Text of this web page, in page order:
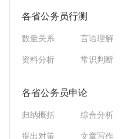
各省公务员行测
数量关系 言语理解
资料分析 常识判断
各省公务员申论
归纳概括 综合分析
提出对策 文章写作